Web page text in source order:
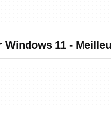
11 -